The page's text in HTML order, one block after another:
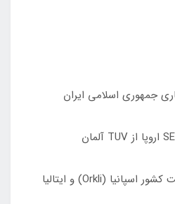
جمهوری اسلامی ایران
قطعات مهم و ایمنی ساخت کشور اسپانیا (Orkli) و ایتالیا